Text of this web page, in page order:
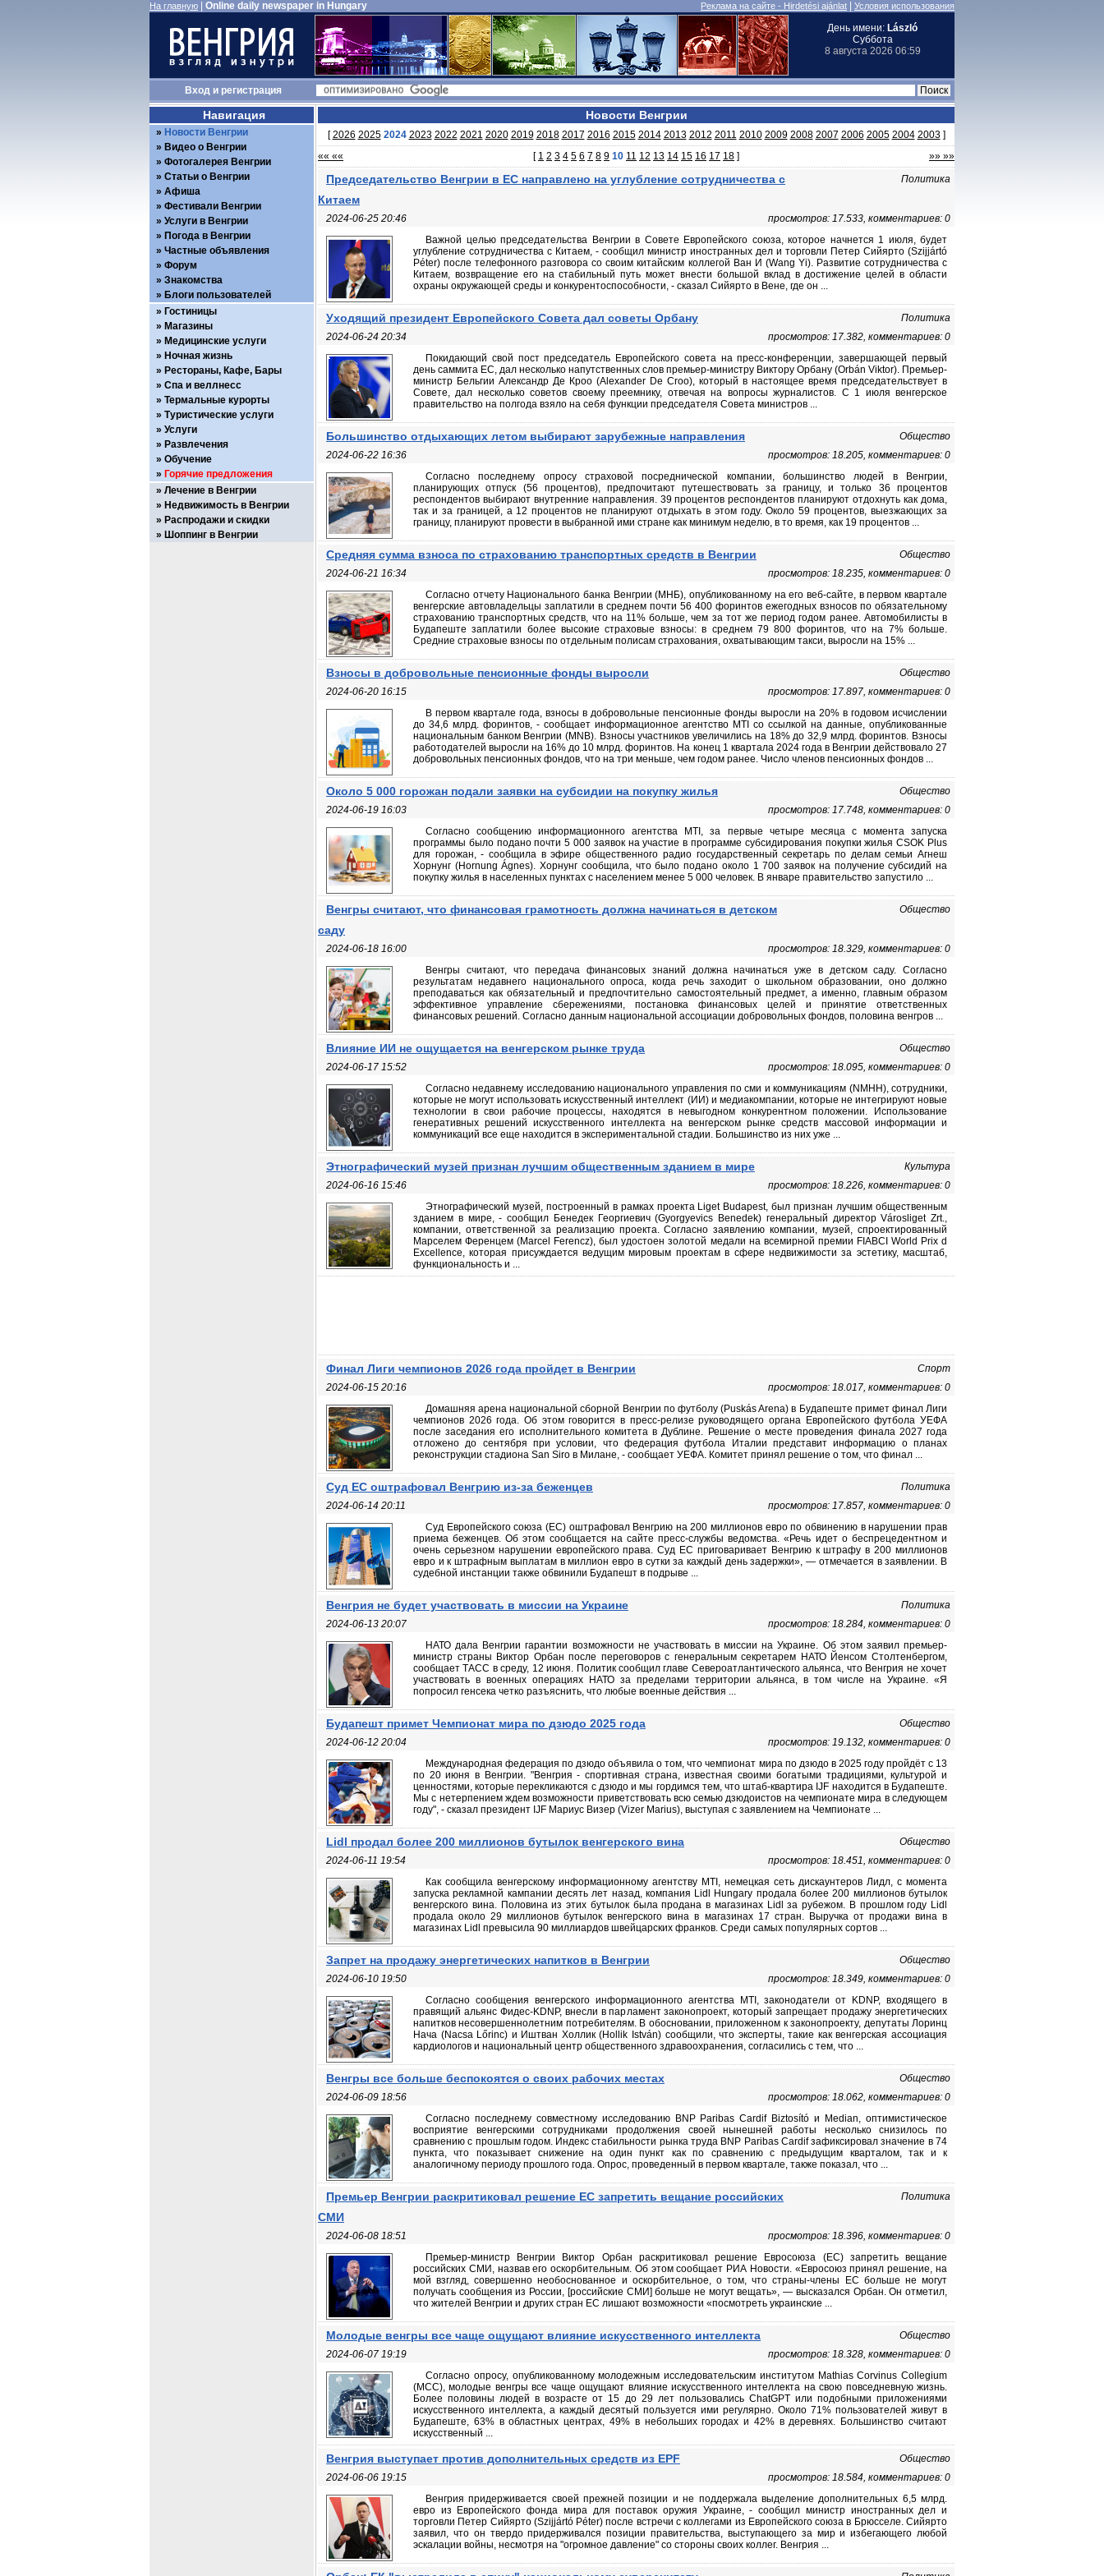
На главную Online daily newspaper in Hungary Реклама на сайте - Hirdetési ajánlat Условия использования
День имени: László
Суббота
8 августа 2026 06:59
Входи регистрация
Новости Венгрии
[2026 2025 2024 2023 2022 2021 2020 2019 2018 2017 2016 2015 2014 2013 2012 2011 2010 2009 2008 2007 2006 2005 2004 2003 ]
«« ««
[ 1 2 3 4 5 6 7 8 9 10 11 12 13 14 15 16 17 18 ] »» »»
Председательство Венгрии в ЕС направлено на углубление сотрудничества с
Китаем
Политика
2024-06-25 20:46
просмотров: 17.533, комментариев: 0
Важной целью председательства Венгрии в Совете Европейского союза, которое начнется 1 июля, будет
углубление сотрудничества с Китаем, - сообщил министр иностранных дел и торговли Петер Сийярто (Szijjártó
Péter) после телефонного разговора со своим китайским коллегой Ван И (Wang Yi). Развитие сотрудничества с
Китаем, возвращение его на стабильный путь может внести большой вклад в достижение целей в области
охраны окружающей среды и конкурентоспособности, - сказал Сийярто в Вене, где он ...
Уходящий президент Европейского Совета дал советы Орбану
Политика
2024-06-24 20:34
просмотров: 17.382, комментариев: 0
Покидающий свой пост председатель Европейского совета на пресс-конференции, завершающей первый
день саммита ЕС, дал несколько напутственных слов премьер-министру Виктору Орбану (Orbán Viktor). Премьер-
министр Бельгии Александр Де Кроо (Alexander De Croo), который в настоящее время председательствует в
Совете, дал несколько советов своему преемнику, отвечая на вопросы журналистов. С 1 июля венгерское
правительство на полгода взяло на себя функции председателя Совета министров ...
Большинство отдыхающих летом выбирают зарубежные направления
Общество
2024-06-22 16:36
просмотров: 18.205, комментариев: 0
Согласно последнему опросу страховой посреднической компании, большинство людей в Венгрии,
планирующих отпуск (56 процентов), предпочитают путешествовать за границу, и только 36 процентов
респондентов выбирают внутренние направления. 39 процентов респондентов планируют отдохнуть как дома,
так и за границей, а 12 процентов не планируют отдыхать в этом году. Около 59 процентов, выезжающих за
границу, планируют провести в выбранной ими стране как минимум неделю, в то время, как 19 процентов ...
Средняя сумма взноса по страхованию транспортных средств в Венгрии
Общество
2024-06-21 16:34
просмотров: 18.235, комментариев: 0
Согласно отчету Национального банка Венгрии (МНБ), опубликованному на его веб-сайте, в первом квартале
венгерские автовладельцы заплатили в среднем почти 56 400 форинтов ежегодных взносов по обязательному
страхованию транспортных средств, что на 11% больше, чем за тот же период годом ранее. Автомобилисты в
Будапеште заплатили более высокие страховые взносы: в среднем 79 800 форинтов, что на 7% больше.
Средние страховые взносы по отдельным полисам страхования, охватывающим такси, выросли на 15% ...
Взносы в добровольные пенсионные фонды выросли
Общество
2024-06-20 16:15
просмотров: 17.897, комментариев: 0
В первом квартале года, взносы в добровольные пенсионные фонды выросли на 20% в годовом исчислении
до 34,6 млрд. форинтов, - сообщает информационное агентство MTI со ссылкой на данные, опубликованные
национальным банком Венгрии (MNB). Взносы участников увеличились на 18% до 32,9 млрд. форинтов. Взносы
работодателей выросли на 16% до 10 млрд. форинтов. На конец 1 квартала 2024 года в Венгрии действовало 27
добровольных пенсионных фондов, что на три меньше, чем годом ранее. Число членов пенсионных фондов ...
Около 5 000 горожан подали заявки на субсидии на покупку жилья
Общество
2024-06-19 16:03
просмотров: 17.748, комментариев: 0
Согласно сообщению информационного агентства MTI, за первые четыре месяца с момента запуска
программы было подано почти 5 000 заявок на участие в программе субсидирования покупки жилья CSOK Plus
для горожан, - сообщила в эфире общественного радио государственный секретарь по делам семьи Агнеш
Хорнунг (Hornung Ágnes). Хорнунг сообщила, что было подано около 1 700 заявок на получение субсидий на
покупку жилья в населенных пунктах с населением менее 5 000 человек. В январе правительство запустило ...
Венгры считают, что финансовая грамотность должна начинаться в детском
саду
Общество
2024-06-18 16:00
просмотров: 18.329, комментариев: 0
Венгры считают, что передача финансовых знаний должна начинаться уже в детском саду. Согласно
результатам недавнего национального опроса, когда речь заходит о школьном образовании, оно должно
преподаваться как обязательный и предпочтительно самостоятельный предмет, а именно, главным образом
эффективное управление сбережениями, постановка финансовых целей и принятие ответственных
финансовых решений. Согласно данным национальной ассоциации добровольных фондов, половина венгров ...
Влияние ИИ не ощущается на венгерском рынке труда
Общество
2024-06-17 15:52
просмотров: 18.095, комментариев: 0
Согласно недавнему исследованию национального управления по сми и коммуникациям (NMHH), сотрудники,
которые не могут использовать искусственный интеллект (ИИ) и медиакомпании, которые не интегрируют новые
технологии в свои рабочие процессы, находятся в невыгодном конкурентном положении. Использование
генеративных решений искусственного интеллекта на венгерском рынке средств массовой информации и
коммуникаций все еще находится в экспериментальной стадии. Большинство из них уже ...
Этнографический музей признан лучшим общественным зданием в мире
Культура
2024-06-16 15:46
просмотров: 18.226, комментариев: 0
Этнографический музей, построенный в рамках проекта Liget Budapest, был признан лучшим общественным
зданием в мире, - сообщил Бенедек Георгиевич (Gyorgyevics Benedek) генеральный директор Városliget Zrt.,
компании, ответственной за реализацию проекта. Согласно заявлению компании, музей, спроектированный
Марселем Ференцем (Marcel Ferencz), был удостоен золотой медали на всемирной премии FIABCI World Prix d
Excellence, которая присуждается ведущим мировым проектам в сфере недвижимости за эстетику, масштаб,
функциональность и ...
Финал Лиги чемпионов 2026 года пройдет в Венгрии
Спорт
2024-06-15 20:16
просмотров: 18.017, комментариев: 0
Домашняя арена национальной сборной Венгрии по футболу (Puskás Arena) в Будапеште примет финал Лиги
чемпионов 2026 года. Об этом говорится в пресс-релизе руководящего органа Европейского футбола УЕФА
после заседания его исполнительного комитета в Дублине. Решение о месте проведения финала 2027 года
отложено до сентября при условии, что федерация футбола Италии представит информацию о планах
реконструкции стадиона San Siro в Милане, - сообщает УЕФА. Комитет принял решение о том, что финал ...
Суд ЕС оштрафовал Венгрию из-за беженцев
Политика
2024-06-14 20:11
просмотров: 17.857, комментариев: 0
Суд Европейского союза (ЕС) оштрафовал Венгрию на 200 миллионов евро по обвинению в нарушении прав
приема беженцев. Об этом сообщается на сайте пресс-службы ведомства. «Речь идет о беспрецедентном и
очень серьезном нарушении европейского права. Суд ЕС приговаривает Венгрию к штрафу в 200 миллионов
евро и к штрафным выплатам в миллион евро в сутки за каждый день задержки», — отмечается в заявлении. В
судебной инстанции также обвинили Будапешт в подрыве ...
Венгрия не будет участвовать в миссии на Украине
Политика
2024-06-13 20:07
просмотров: 18.284, комментариев: 0
НАТО дала Венгрии гарантии возможности не участвовать в миссии на Украине. Об этом заявил премьер-
министр страны Виктор Орбан после переговоров с генеральным секретарем НАТО Йенсом Столтенбергом,
сообщает ТАСС в среду, 12 июня. Политик сообщил главе Североатлантического альянса, что Венгрия не хочет
участвовать в военных операциях НАТО за пределами территории альянса, в том числе на Украине. «Я
попросил генсека четко разъяснить, что любые военные действия ...
Будапешт примет Чемпионат мира по дзюдо 2025 года
Общество
2024-06-12 20:04
просмотров: 19.132, комментариев: 0
Международная федерация по дзюдо объявила о том, что чемпионат мира по дзюдо в 2025 году пройдёт с 13
по 20 июня в Венгрии. "Венгрия - спортивная страна, известная своими богатыми традициями, культурой и
ценностями, которые перекликаются с дзюдо и мы гордимся тем, что штаб-квартира IJF находится в Будапеште.
Мы с нетерпением ждем возможности приветствовать всю семью дзюдоистов на чемпионате мира в следующем
году", - сказал президент IJF Мариус Визер (Vizer Marius), выступая с заявлением на Чемпионате ...
Lidl продал более 200 миллионов бутылок венгерского вина
Общество
2024-06-11 19:54
просмотров: 18.451, комментариев: 0
Как сообщила венгерскому информационному агентству MTI, немецкая сеть дискаунтеров Лидл, с момента
запуска рекламной кампании десять лет назад, компания Lidl Hungary продала более 200 миллионов бутылок
венгерского вина. Половина из этих бутылок была продана в магазинах Lidl за рубежом. В прошлом году Lidl
продала около 29 миллионов бутылок венгерского вина в магазинах 17 стран. Выручка от продажи вина в
магазинах Lidl превысила 90 миллиардов швейцарских франков. Среди самых популярных сортов ...
Запрет на продажу энергетических напитков в Венгрии
Общество
2024-06-10 19:50
просмотров: 18.349, комментариев: 0
Согласно сообщения венгерского информационного агентства MTI, законодатели от KDNP, входящего в
правящий альянс Фидес-KDNP, внесли в парламент законопроект, который запрещает продажу энергетических
напитков несовершеннолетним потребителям. В обосновании, приложенном к законопроекту, депутаты Лоринц
Нача (Nacsa Lőrinc) и Иштван Холлик (Hollik István) сообщили, что эксперты, такие как венгерская ассоциация
кардиологов и национальный центр общественного здравоохранения, согласились с тем, что ...
Венгры все больше беспокоятся о своих рабочих местах
Общество
2024-06-09 18:56
просмотров: 18.062, комментариев: 0
Согласно последнему совместному исследованию BNP Paribas Cardif Biztosító и Median, оптимистическое
восприятие венгерскими сотрудниками продолжения своей нынешней работы несколько снизилось по
сравнению с прошлым годом. Индекс стабильности рынка труда BNP Paribas Cardif зафиксировал значение в 74
пункта, что показывает снижение на один пункт как по сравнению с предыдущим кварталом, так и к
аналогичному периоду прошлого года. Опрос, проведенный в первом квартале, также показал, что ...
Премьер Венгрии раскритиковал решение ЕС запретить вещание российских
СМИ
Политика
2024-06-08 18:51
просмотров: 18.396, комментариев: 0
Премьер-министр Венгрии Виктор Орбан раскритиковал решение Евросоюза (ЕС) запретить вещание
российских СМИ, назвав его оскорбительным. Об этом сообщает РИА Новости. «Евросоюз принял решение, на
мой взгляд, совершенно необоснованное и оскорбительное, о том, что страны-члены ЕС больше не могут
получать сообщения из России, [российские СМИ] больше не могут вещать», — высказался Орбан. Он отметил,
что жителей Венгрии и других стран ЕС лишают возможности «посмотреть украинские ...
Молодые венгры все чаще ощущают влияние искусственного интеллекта
Общество
2024-06-07 19:19
просмотров: 18.328, комментариев: 0
Согласно опросу, опубликованному молодежным исследовательским институтом Mathias Corvinus Collegium
(MCC), молодые венгры все чаще ощущают влияние искусственного интеллекта на свою повседневную жизнь.
Более половины людей в возрасте от 15 до 29 лет пользовались ChatGPT или подобными приложениями
искусственного интеллекта, а каждый десятый пользуется ими регулярно. Около 71% пользователей живут в
Будапеште, 63% в областных центрах, 49% в небольших городах и 42% в деревнях. Большинство считают
искусственный ...
Венгрия выступает против дополнительных средств из EPF
Общество
2024-06-06 19:15
просмотров: 18.584, комментариев: 0
Венгрия придерживается своей прежней позиции и не поддержала выделение дополнительных 6,5 млрд.
евро из Европейского фонда мира для поставок оружия Украине, - сообщил министр иностранных дел и
торговли Петер Сийярто (Szijjártó Péter) после встречи с коллегами из Европейского союза в Брюсселе. Сийярто
заявил, что он твердо придерживался позиции правительства, выступающего за мир и избегающего любой
эскалации войны, несмотря на "огромное давление" со стороны своих коллег. Венгрия ...
Навигация
Новости Венгрии
Видео о Венгрии
Фотогалерея Венгрии
Статьи о Венгрии
Афиша
Фестивали Венгрии
Услуги в Венгрии
Погода в Венгрии
Частные объявления
Форум
Знакомства
Блоги пользователей
Гостиницы
Магазины
Медицинские услуги
Ночная жизнь
Рестораны, Кафе, Бары
Спа и веллнесс
Термальные курорты
Туристические услуги
Услуги
Развлечения
Обучение
Горячие предложения
Лечение в Венгрии
Недвижимость в Венгрии
Распродажи и скидки
Шоппинг в Венгрии